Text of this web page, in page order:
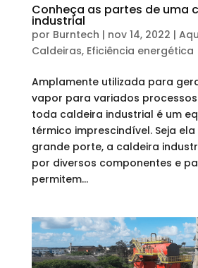
Conheça as partes de uma
industrial
por Burntech | nov 14, 2022 |
Caldeiras, Eficiência energética
Amplamente utilizada para
vapor para variados
toda caldeira industrial é um
térmico imprescindível. Seja
grande porte, a caldeira
por diversos componentes e
permitem...